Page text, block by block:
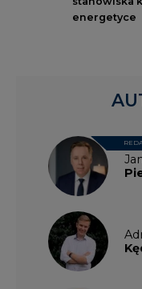
energetyce